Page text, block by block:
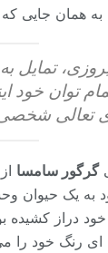
به همان جایی
تمایل
توان خود
تعالی شخصی
گرگور سامسا
به یک حیوان
خود دراز کشیده
ای رنگ خود